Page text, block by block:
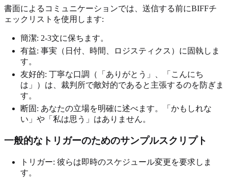
書面によるコミュニケーションでは、送信する前にBIFFチ
ェックリストを使用します:
簡潔: 2-3文に保ちます。
有益: 事実（日付、時間、ロジスティクス）に固執しま
す。
友好的: 丁寧な口調（「ありがとう」、「こんにち
は」）は、裁判所で敵対的であると主張するのを防ぎま
す。
断固: あなたの立場を明確に述べます。「かもしれな
い」や「私は思う」はありません。
一般的なトリガーのためのサンプルスクリプト
トリガー: 彼らは即時のスケジュール変更を要求しま
す。